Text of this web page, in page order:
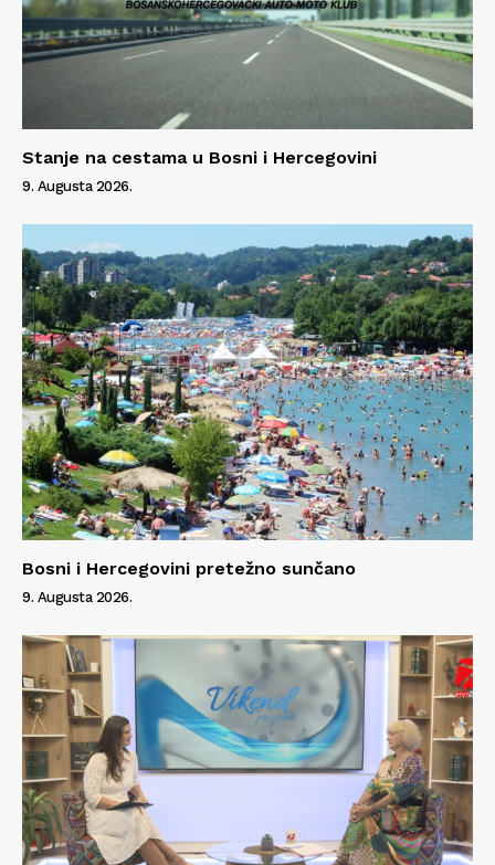
Info
Kontakt
Stanje na cestama u Bosni i Hercegovini
9. Augusta 2026.
Bosni i Hercegovini pretežno sunčano
9. Augusta 2026.